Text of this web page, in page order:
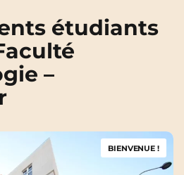
étudiants
–
BIENVENUE !